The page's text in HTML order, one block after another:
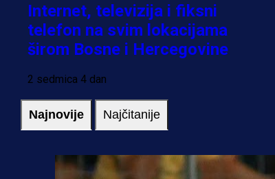
Internet, televizija i fiksni
telefon na svim lokacijama
širom Bosne i Hercegovine
2 sedmica 4 dan
Najnovije Najčitanije